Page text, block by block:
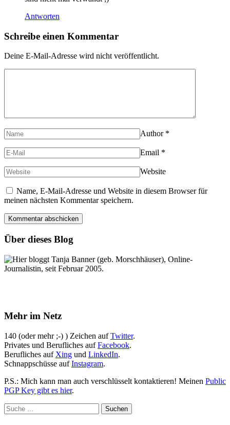
Antworten
Schreibe einen Kommentar
Deine E-Mail-Adresse wird nicht veröffentlicht.
Author *
Email *
Website
Name, E-Mail-Adresse und Website in diesem Browser für
meinen nächsten Kommentar speichern.
Über dieses Blog
Hier bloggt Tanja Banner (geb. Morschhäuser), Online-
Journalistin, seit Februar 2005.
Mehr im Netz
140 (oder mehr ;-) ) Zeichen aufTwitter.
Privates und Berufliches aufFacebook.
Berufliches auf Xing und LinkedIn.
Schnappschüsse aufInstagram.
P.S.: Mich kann man auch verschlüsselt kontaktieren! Meinen Public
PGP Key gibt es hier.